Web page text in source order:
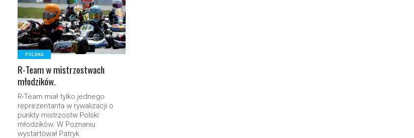
READ MORE
POLSKA
R-Team w mistrzostwach
młodzików.
R-Team miał tylko jednego
reprezentanta w rywalizacji o
punkty mistrzostw Polski
młodzików. W Poznaniu
wystartował Patryk